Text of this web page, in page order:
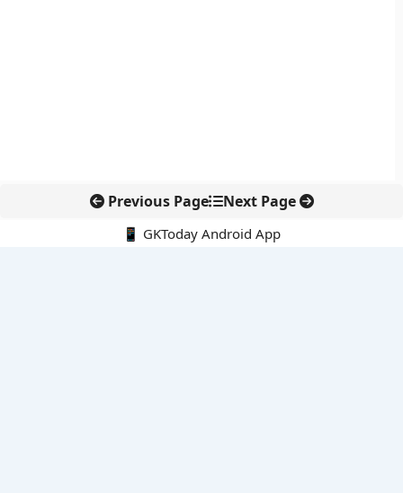
Previous Page Next Page
📱 GKToday Android App